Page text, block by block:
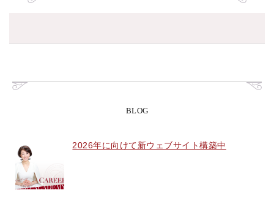
BLOG
2026年に向けて新ウェブサイト構築中